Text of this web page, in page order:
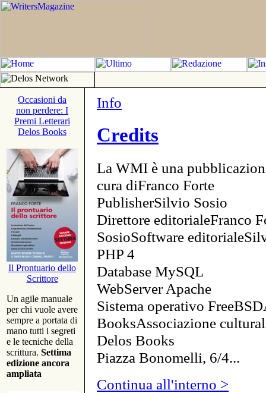
Occasioni da
non perdere: I
Premi Letterari
Delos Books
Il Prontuario dello
Scrittore
Un agile manuale
per chi vuole avere
sempre a portata di
mano tutti i segreti
e le tecniche della
scrittura. Settima
edizione ancora
ampliata
Info
Credits
La WMI è una
cura diFranco Forte
PublisherSilvio Sosio
Direttore editorialeFranco
SosioSoftware
PHP 4
Database MySQL
WebServer Apache
Sistema operativo
BooksAssociazione
Delos Books
Piazza Bonomelli, 6/4...
Continua all'interno >